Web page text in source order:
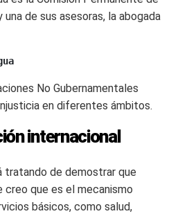
de sus asesoras, la abogada
No Gubernamentales
en diferentes ámbitos.
internacional
tratando de demostrar que
creo que es el mecanismo
básicos, como salud,